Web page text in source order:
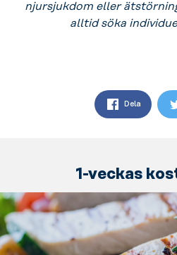
njursjukdom eller
alltid söka
Dela
1-veckas